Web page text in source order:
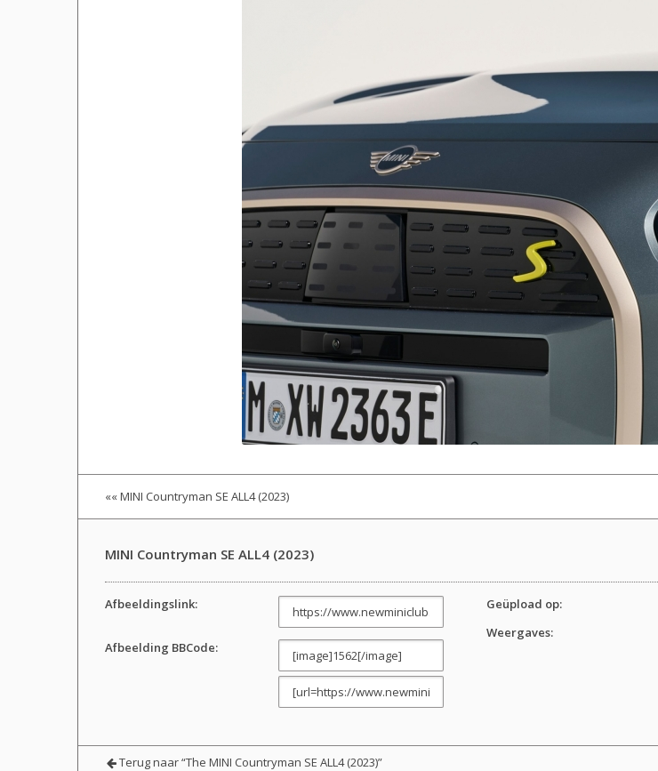
«« MINI Countryman SE ALL4 (2023)
MINI Countryman SE ALL4 (2023)
Geüpload op:
Afbeeldingslink:
Weergaves:
Afbeelding BBCode:
Terug naar “The MINI Countryman SE ALL4 (2023)”